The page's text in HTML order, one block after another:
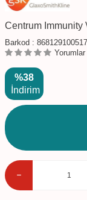
Centrum Immunity
Barkod :
Yorumlar
%38
İndirim